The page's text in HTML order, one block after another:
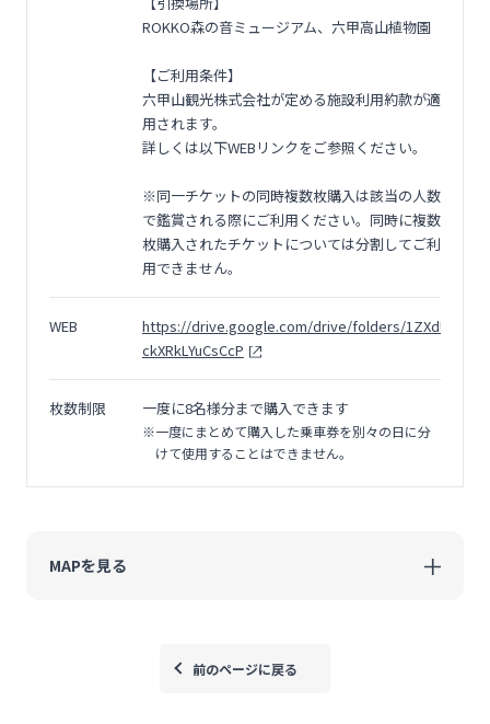
ROKKO森の音ミュージアム、六甲高山植物園
【ご利用条件】
六甲山観光株式会社が定める施設利用約款が適
用されます。
詳しくは以下WEBリンクをご参照ください。
※同一チケットの同時複数枚購入は該当の人数
で鑑賞される際にご利用ください。同時に複数
枚購入されたチケットについては分割してご利
用できません。
WEB
https://drive.google.com/drive/folders/
ckXRkLYuCsCcP
枚数制限 一度に8名様分まで購入できます
※一度にまとめて購入した乗車券を別々の日に分
けて使用することはできません。
MAPを見る
前のページに戻る